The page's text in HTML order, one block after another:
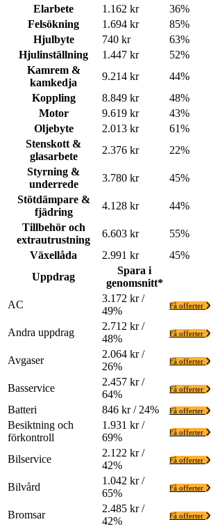
Elarbete
1.162 kr 36%
Felsökning
1.694 kr 85%
Hjulbyte
740 kr 63%
Hjulinställning
1.447 kr 52%
Kamrem &
kamkedja
9.214 kr 44%
Koppling
8.849 kr 48%
Motor
9.619 kr 43%
Oljebyte
2.013 kr 61%
Stenskott &
glasarbete
2.376 kr 22%
Styrning &
underrede
3.780 kr 45%
Stötdämpare &
fjädring
4.128 kr 44%
Tillbehör och
extrautrustning
6.603 kr 55%
Växellåda
2.991 kr 45%
Uppdrag
Spara i
genomsnitt*
AC
3.172 kr /
49%
Få offerter
Andra uppdrag
2.712 kr /
48%
Få offerter
Avgaser
2.064 kr /
26%
Få offerter
Basservice
2.457 kr /
64%
Få offerter
Batteri 846 kr / 24% Få offerter
Besiktning och
förkontroll
1.931 kr /
69%
Få offerter
Bilservice
2.122 kr /
42%
Få offerter
Bilvård
1.042 kr /
65%
Få offerter
Bromsar
2.485 kr /
42%
Få offerter